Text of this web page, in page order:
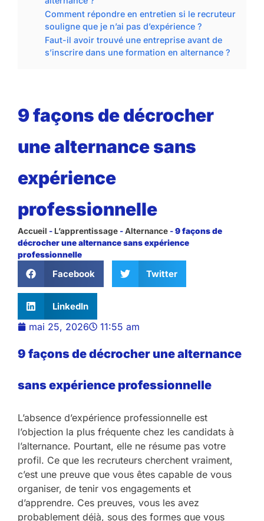
Comment répondre en entretien si le recruteur
souligne que je n’ai pas d’expérience ?
Faut-il avoir trouvé une entreprise avant de
s’inscrire dans une formation en alternance ?
9 façons de décrocher
une alternance sans
expérience
professionnelle
Accueil - L’apprentissage -Alternance -9 façons de
décrocher une alternance sans expérience
professionnelle
Facebook Twitter
LinkedIn
mai 25, 2026 11:55 am
9 façons de décrocher une alternance
sans expérience professionnelle
L’absence d’expérience professionnelle est
l’objection la plus fréquente chez les candidats à
l’alternance. Pourtant, elle ne résume pas votre
profil. Ce que les recruteurs cherchent vraiment,
c’est une preuve que vous êtes capable de vous
organiser, de tenir vos engagements et
d’apprendre. Ces preuves, vous les avez
probablement déjà, sous des formes que vous